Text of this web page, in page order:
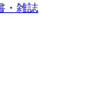
・雑誌